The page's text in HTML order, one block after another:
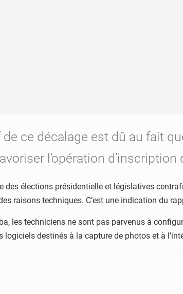
de ce décalage est dû au fait
l’opération
des élections présidentielle et législatives
raisons techniques. C’est une indication du
les techniciens ne sont pas parvenus à
logiciels destinés à la capture de photos et à